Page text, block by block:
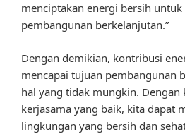
menciptakan energi bersih
pembangunan berkelanjutan.”
Dengan demikian, kontribusi
mencapai tujuan pembangunan
hal yang tidak mungkin. Dengan
kerjasama yang baik, kita dapat
lingkungan yang bersih dan